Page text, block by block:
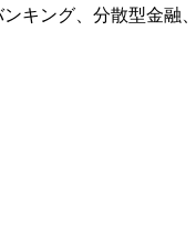
ンキング、分散型金融